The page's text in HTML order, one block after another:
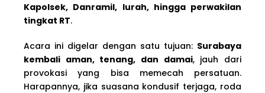
Kapolsek, Danramil, lurah, hingga perwakilan
tingkat RT.
Acara ini digelar dengan satu tujuan: Surabaya
kembali aman, tenang, dan damai, jauh dari
provokasi yang bisa memecah persatuan.
Harapannya, jika suasana kondusif terjaga, roda